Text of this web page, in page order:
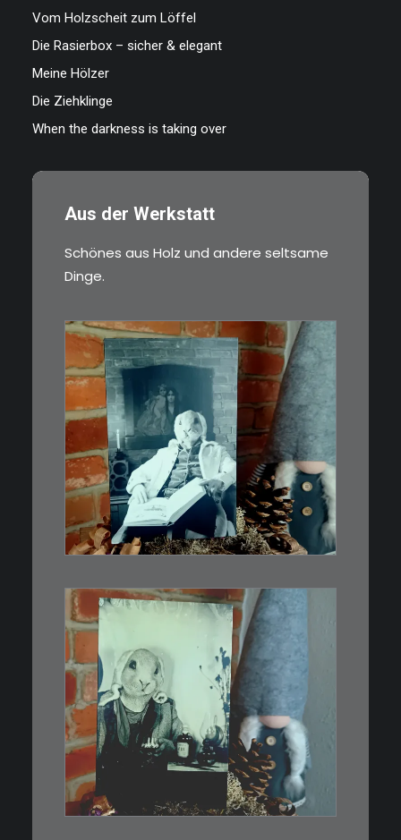
Vom Holzscheit zum Löffel
Die Rasierbox – sicher & elegant
Meine Hölzer
Die Ziehklinge
When the darkness is taking over
Aus der Werkstatt
Schönes aus Holz und andere seltsame
Dinge.
3,00
Limitierte Auflage. Original:
Abzug von 35mm…
€3,00
Limitierte Auflage. Original:
Abzug von…